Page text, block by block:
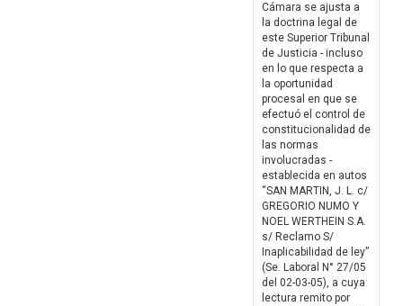
Cámara se ajusta a
la doctrina legal de
este Superior Tribunal
de Justicia - incluso
en lo que respecta a
la oportunidad
procesal en que se
efectuó el control de
constitucionalidad de
las normas
involucradas -
establecida en autos
“SAN MARTIN, J. L. c/
GREGORIO NUMO Y
NOEL WERTHEIN S.A.
s/ Reclamo S/
Inaplicabilidad de ley”
(Se. Laboral N° 27/05
del 02-03-05), a cuya
lectura remito por